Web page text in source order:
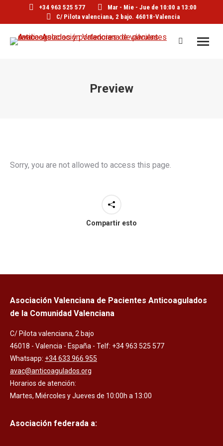
+34 963 525 577
Mar - Mie - Jue de 10:00 a 13:00
C/ Pilota valenciana, 2 bajo. 46018-Valencia
Buscar:
Preview
Sorry, you are not allowed to access this page.
Compartir esto
Asociación Valenciana de Pacientes Anticoagulados
de la Comunidad Valenciana
C/ Pilota valenciana, 2 bajo
46018 - Valencia - España - Telf: +34 963 525 577
Whatsapp: +34 633 966 955
avac@anticoagulados.org
Horarios de atención:
Martes, Miércoles y Jueves de 10:00h a 13:00
Asociación federada a: